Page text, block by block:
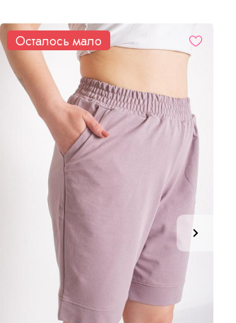
Осталось мало